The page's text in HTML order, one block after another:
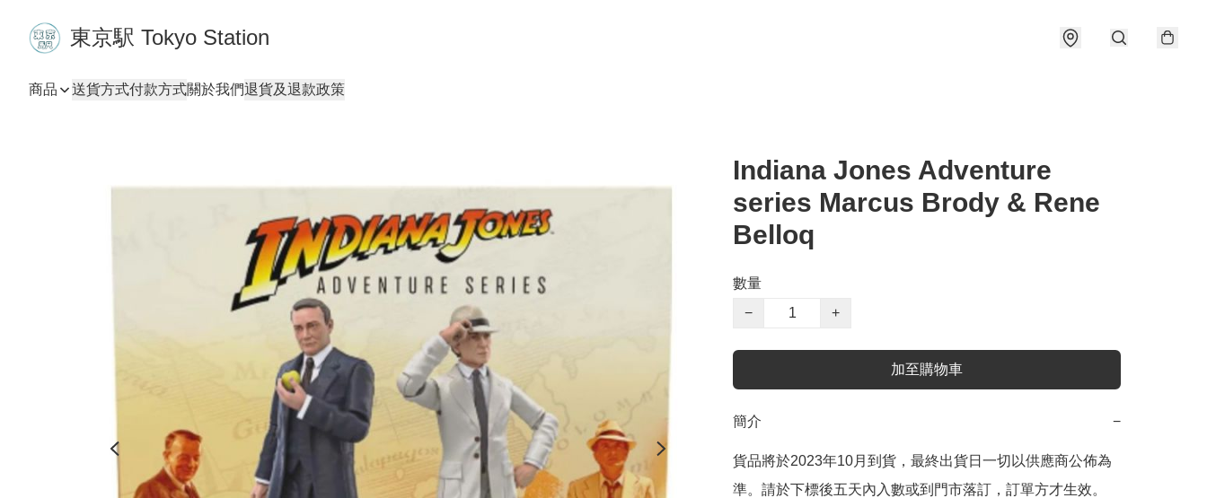
東京駅 Tokyo Station
商品 送貨方式付款方式關於我們退貨及退款政策
Indiana Jones Adventure
series Marcus Brody & Rene
Belloq
數量
−
+
加至購物車
簡介 −
貨品將於2023年10月到貨，最終出貨日一切以供應商公佈為
準。請於下標後五天內入數或到門市落訂，訂單方才生效。